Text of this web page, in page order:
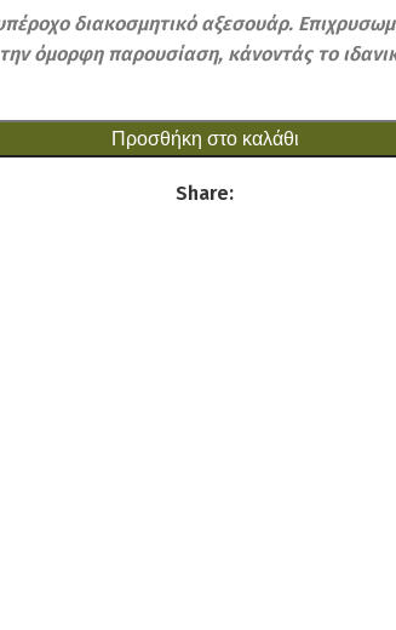
διακοσμητικό αξεσουάρ.
όμορφη παρουσίαση, κάνοντάς το
Προσθήκη στο καλάθι
Share: